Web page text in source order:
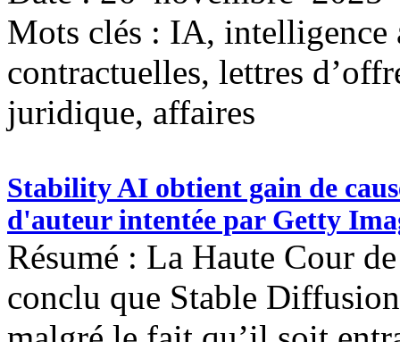
Mots clés : IA, intelligence
contractuelles, lettres
juridique, affaires
Stability AI obtient gain de
d'auteur intentée par Getty
Résumé : La Haute Cour
conclu que Stable